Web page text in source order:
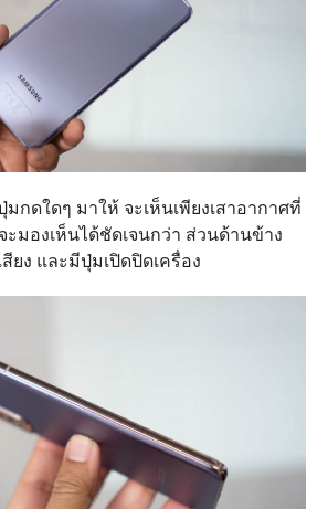
กดใดๆ มาให้ จะเห็นเพียงเสาอากาศที่
มองเห็นได้ชัดเจนกว่า ส่วนด้านข้าง
ยง และมีปุ่มเปิดปิดเครื่อง